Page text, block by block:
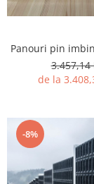
Panouri pin
3.457,14
de la
-8%